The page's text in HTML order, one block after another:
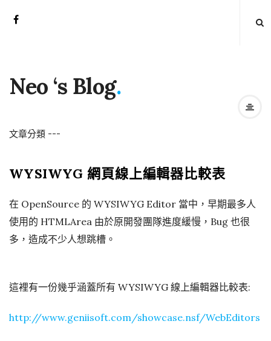
Neo ‘s Blog.
文章分類 ---
WYSIWYG 網頁線上編輯器比較表
在 OpenSource 的 WYSIWYG Editor 當中，早期最多人
使用的 HTMLArea 由於原開發團隊進度緩慢，Bug 也很
多，造成不少人想跳槽。
這裡有一份幾乎涵蓋所有 WYSIWYG 線上編輯器比較表:
http://www.geniisoft.com/showcase.nsf/WebEditors